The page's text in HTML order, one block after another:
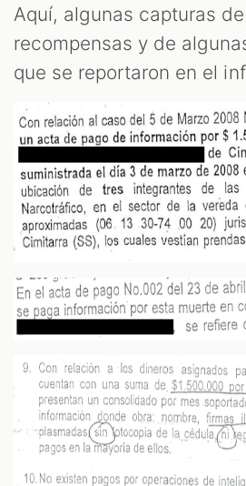
Aquí, algunas capturas
recompensas y de
que se reportaron en el